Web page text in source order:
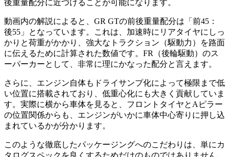
後重量配分に近づけることが可能になります。
動画内の解説によると、GR GTの前後重量配分は「前45：
後55」となっています。これは、加速時にリアタイヤにしっ
かりと荷重がかかり、強大なトラクション（駆動力）を路面
に伝えるために計算された数値です。FR（後輪駆動）のス
ーパーカーとして、非常に理にかなった配分と言えます。
さらに、エンジン自体もドライサンプ化によって極限まで低
い位置に搭載されており、低重心化にも大きく貢献していま
す。実際に横から車体を見ると、フロントタイヤとAピラー
の位置関係からも、エンジンがいかに車体中心寄りに押し込
まれているかが分かります。
このような徹底したパッケージングへのこだわりは、単にカ